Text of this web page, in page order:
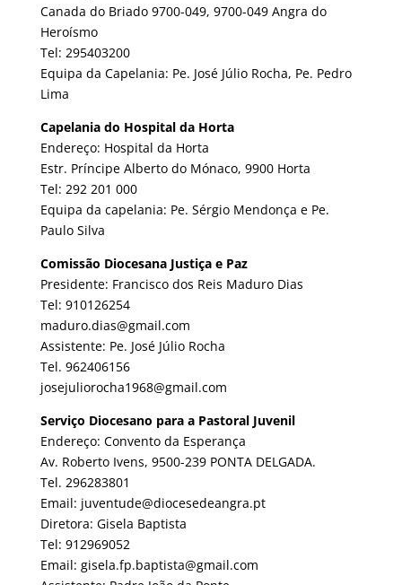
Canada do Briado 9700-049, 9700-049 Angra do
Heroísmo
Tel: 295403200
Equipa da Capelania: Pe. José Júlio Rocha, Pe. Pedro
Lima
Capelania do Hospital da Horta
Endereço: Hospital da Horta
Estr. Príncipe Alberto do Mónaco, 9900 Horta
Tel: 292 201 000
Equipa da capelania: Pe. Sérgio Mendonça e Pe.
Paulo Silva
Comissão Diocesana Justiça e Paz
Presidente: Francisco dos Reis Maduro Dias
Tel: 910126254
maduro.dias@gmail.com
Assistente: Pe. José Júlio Rocha
Tel. 962406156
josejuliorocha1968@gmail.com
Serviço Diocesano para a Pastoral Juvenil
Endereço: Convento da Esperança
Av. Roberto Ivens, 9500-239 PONTA DELGADA.
Tel. 296283801
Email: juventude@diocesedeangra.pt
Diretora: Gisela Baptista
Tel: 912969052
Email: gisela.fp.baptista@gmail.com